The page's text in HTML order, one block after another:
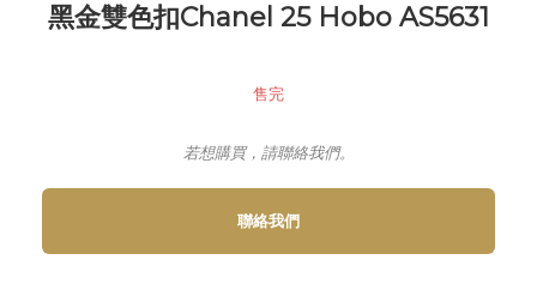
黑金雙色扣Chanel 25 Hobo AS5631
售完
若想購買，請聯絡我們。
聯絡我們